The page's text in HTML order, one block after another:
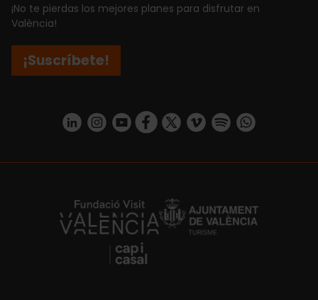
¡No te pierdas los mejores planes para disfrutar en
València!
¡Suscríbete!
https://www.linkedin.com/company/turismo-valencia/mycompany/
https://www.instagram.com/visit_valencia/
https://www.youtube.com/user/
https://www.facebook.com/
https://twitter.com/
https://vimeo.com/
https://https://api.whatsapp.com/
https://fundacion.visitvalencia.com/